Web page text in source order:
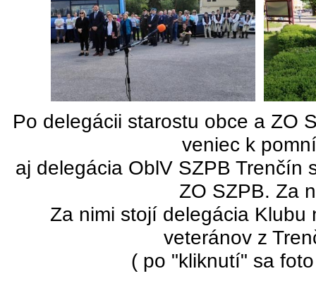
Po delegácii starostu obce a ZO
veniec k
aj delegácia OblV SZPB Trenčín
ZO SZPB. Za
Za nimi stojí delegácia Klubu
veteránov z
( po "kliknutí" sa